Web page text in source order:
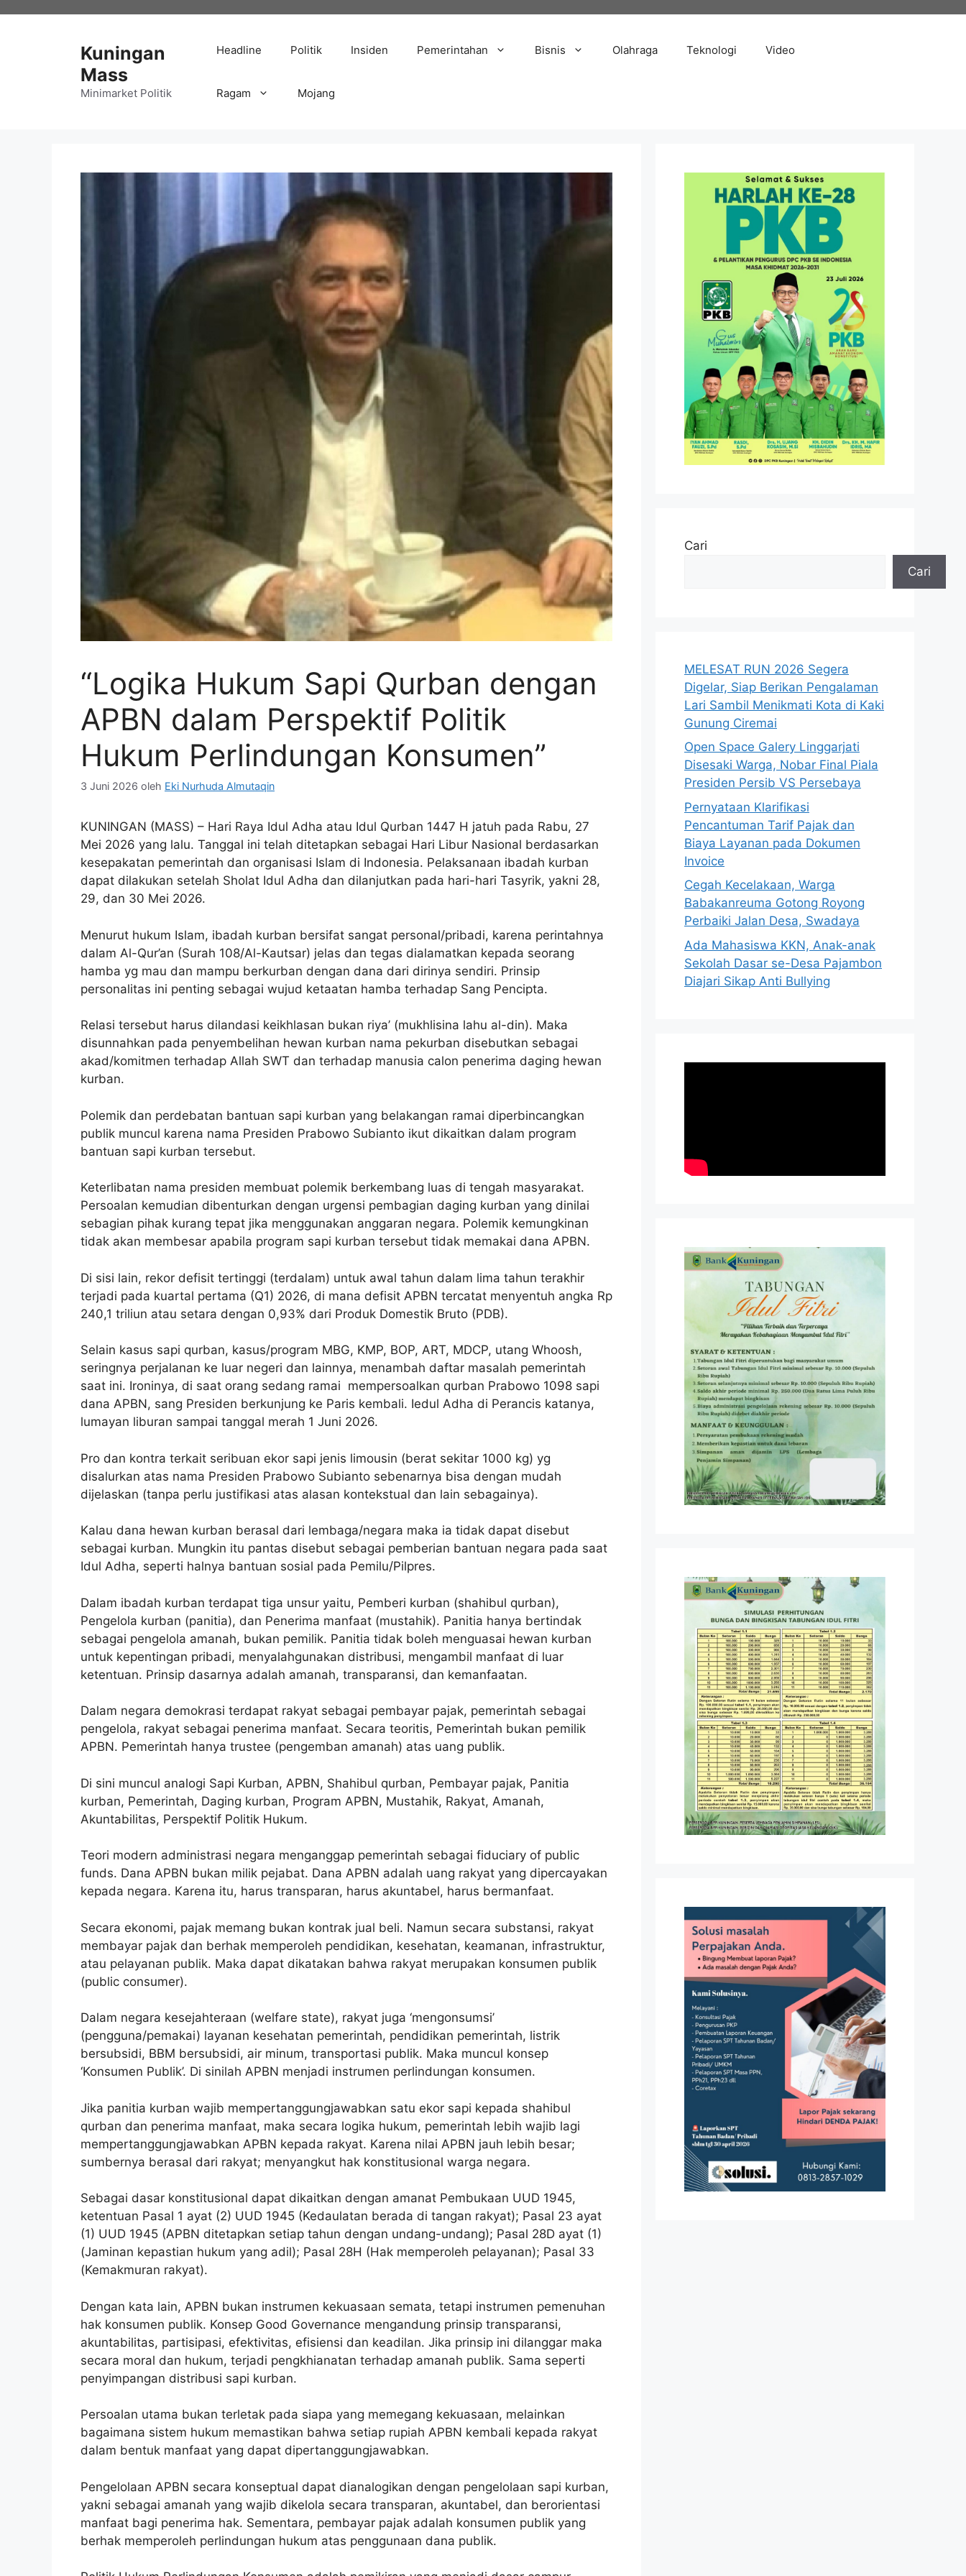
Kuningan
Mass
Minimarket Politik
Headline Politik Insiden Pemerintahan Bisnis Olahraga Teknologi Video
Ragam Mojang
“Logika Hukum Sapi Qurban dengan
APBN dalam Perspektif Politik
Hukum Perlindungan Konsumen”
3 Juni 2026 oleh Eki Nurhuda Almutaqin
KUNINGAN (MASS) – Hari Raya Idul Adha atau Idul Qurban 1447 H jatuh pada Rabu, 27
Mei 2026 yang lalu. Tanggal ini telah ditetapkan sebagai Hari Libur Nasional berdasarkan
kesepakatan pemerintah dan organisasi Islam di Indonesia. Pelaksanaan ibadah kurban
dapat dilakukan setelah Sholat Idul Adha dan dilanjutkan pada hari-hari Tasyrik, yakni 28,
29, dan 30 Mei 2026.
Menurut hukum Islam, ibadah kurban bersifat sangat personal/pribadi, karena perintahnya
dalam Al-Qur’an (Surah 108/Al-Kautsar) jelas dan tegas dialamatkan kepada seorang
hamba yg mau dan mampu berkurban dengan dana dari dirinya sendiri. Prinsip
personalitas ini penting sebagai wujud ketaatan hamba terhadap Sang Pencipta.
Relasi tersebut harus dilandasi keikhlasan bukan riya’ (mukhlisina lahu al-din). Maka
disunnahkan pada penyembelihan hewan kurban nama pekurban disebutkan sebagai
akad/komitmen terhadap Allah SWT dan terhadap manusia calon penerima daging hewan
kurban.
Polemik dan perdebatan bantuan sapi kurban yang belakangan ramai diperbincangkan
publik muncul karena nama Presiden Prabowo Subianto ikut dikaitkan dalam program
bantuan sapi kurban tersebut.
Keterlibatan nama presiden membuat polemik berkembang luas di tengah masyarakat.
Persoalan kemudian dibenturkan dengan urgensi pembagian daging kurban yang dinilai
sebagian pihak kurang tepat jika menggunakan anggaran negara. Polemik kemungkinan
tidak akan membesar apabila program sapi kurban tersebut tidak memakai dana APBN.
Di sisi lain, rekor defisit tertinggi (terdalam) untuk awal tahun dalam lima tahun terakhir
terjadi pada kuartal pertama (Q1) 2026, di mana defisit APBN tercatat menyentuh angka Rp
240,1 triliun atau setara dengan 0,93% dari Produk Domestik Bruto (PDB).
Selain kasus sapi qurban, kasus/program MBG, KMP, BOP, ART, MDCP, utang Whoosh,
seringnya perjalanan ke luar negeri dan lainnya, menambah daftar masalah pemerintah
saat ini. Ironinya, di saat orang sedang ramai mempersoalkan qurban Prabowo 1098 sapi
dana APBN, sang Presiden berkunjung ke Paris kembali. Iedul Adha di Perancis katanya,
lumayan liburan sampai tanggal merah 1 Juni 2026.
Pro dan kontra terkait seribuan ekor sapi jenis limousin (berat sekitar 1000 kg) yg
disalurkan atas nama Presiden Prabowo Subianto sebenarnya bisa dengan mudah
dijelaskan (tanpa perlu justifikasi atas alasan kontekstual dan lain sebagainya).
Kalau dana hewan kurban berasal dari lembaga/negara maka ia tidak dapat disebut
sebagai kurban. Mungkin itu pantas disebut sebagai pemberian bantuan negara pada saat
Idul Adha, seperti halnya bantuan sosial pada Pemilu/Pilpres.
Dalam ibadah kurban terdapat tiga unsur yaitu, Pemberi kurban (shahibul qurban),
Pengelola kurban (panitia), dan Penerima manfaat (mustahik). Panitia hanya bertindak
sebagai pengelola amanah, bukan pemilik. Panitia tidak boleh menguasai hewan kurban
untuk kepentingan pribadi, menyalahgunakan distribusi, mengambil manfaat di luar
ketentuan. Prinsip dasarnya adalah amanah, transparansi, dan kemanfaatan.
Dalam negara demokrasi terdapat rakyat sebagai pembayar pajak, pemerintah sebagai
pengelola, rakyat sebagai penerima manfaat. Secara teoritis, Pemerintah bukan pemilik
APBN. Pemerintah hanya trustee (pengemban amanah) atas uang publik.
Di sini muncul analogi Sapi Kurban, APBN, Shahibul qurban, Pembayar pajak, Panitia
kurban, Pemerintah, Daging kurban, Program APBN, Mustahik, Rakyat, Amanah,
Akuntabilitas, Perspektif Politik Hukum.
Teori modern administrasi negara menganggap pemerintah sebagai fiduciary of public
funds. Dana APBN bukan milik pejabat. Dana APBN adalah uang rakyat yang dipercayakan
kepada negara. Karena itu, harus transparan, harus akuntabel, harus bermanfaat.
Secara ekonomi, pajak memang bukan kontrak jual beli. Namun secara substansi, rakyat
membayar pajak dan berhak memperoleh pendidikan, kesehatan, keamanan, infrastruktur,
atau pelayanan publik. Maka dapat dikatakan bahwa rakyat merupakan konsumen publik
(public consumer).
Dalam negara kesejahteraan (welfare state), rakyat juga ‘mengonsumsi’
(pengguna/pemakai) layanan kesehatan pemerintah, pendidikan pemerintah, listrik
bersubsidi, BBM bersubsidi, air minum, transportasi publik. Maka muncul konsep
‘Konsumen Publik’. Di sinilah APBN menjadi instrumen perlindungan konsumen.
Jika panitia kurban wajib mempertanggungjawabkan satu ekor sapi kepada shahibul
qurban dan penerima manfaat, maka secara logika hukum, pemerintah lebih wajib lagi
mempertanggungjawabkan APBN kepada rakyat. Karena nilai APBN jauh lebih besar;
sumbernya berasal dari rakyat; menyangkut hak konstitusional warga negara.
Sebagai dasar konstitusional dapat dikaitkan dengan amanat Pembukaan UUD 1945,
ketentuan Pasal 1 ayat (2) UUD 1945 (Kedaulatan berada di tangan rakyat); Pasal 23 ayat
(1) UUD 1945 (APBN ditetapkan setiap tahun dengan undang-undang); Pasal 28D ayat (1)
(Jaminan kepastian hukum yang adil); Pasal 28H (Hak memperoleh pelayanan); Pasal 33
(Kemakmuran rakyat).
Dengan kata lain, APBN bukan instrumen kekuasaan semata, tetapi instrumen pemenuhan
hak konsumen publik. Konsep Good Governance mengandung prinsip transparansi,
akuntabilitas, partisipasi, efektivitas, efisiensi dan keadilan. Jika prinsip ini dilanggar maka
secara moral dan hukum, terjadi pengkhianatan terhadap amanah publik. Sama seperti
penyimpangan distribusi sapi kurban.
Persoalan utama bukan terletak pada siapa yang memegang kekuasaan, melainkan
bagaimana sistem hukum memastikan bahwa setiap rupiah APBN kembali kepada rakyat
dalam bentuk manfaat yang dapat dipertanggungjawabkan.
Pengelolaan APBN secara konseptual dapat dianalogikan dengan pengelolaan sapi kurban,
yakni sebagai amanah yang wajib dikelola secara transparan, akuntabel, dan berorientasi
manfaat bagi penerima hak. Sementara, pembayar pajak adalah konsumen publik yang
berhak memperoleh perlindungan hukum atas penggunaan dana publik.
Cari
Cari
MELESAT RUN 2026 Segera
Digelar, Siap Berikan Pengalaman
Lari Sambil Menikmati Kota di Kaki
Gunung Ciremai
Open Space Galery Linggarjati
Disesaki Warga, Nobar Final Piala
Presiden Persib VS Persebaya
Pernyataan Klarifikasi
Pencantuman Tarif Pajak dan
Biaya Layanan pada Dokumen
Invoice
Cegah Kecelakaan, Warga
Babakanreuma Gotong Royong
Perbaiki Jalan Desa, Swadaya
Ada Mahasiswa KKN, Anak-anak
Sekolah Dasar se-Desa Pajambon
Diajari Sikap Anti Bullying